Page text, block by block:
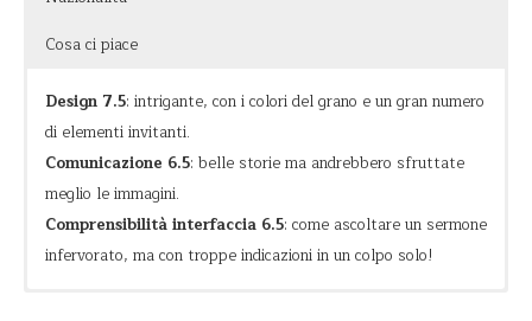
Cosa ci piace
Design 7.5: intrigante, con i colori del grano e un gran numero
di elementi invitanti.
Comunicazione 6.5: belle storie ma andrebbero sfruttate
meglio le immagini.
Comprensibilità interfaccia 6.5: come ascoltare un sermone
infervorato, ma con troppe indicazioni in un colpo solo!